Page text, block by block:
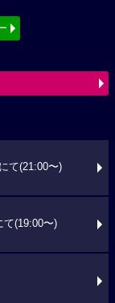
て(21:00〜)
て(19:00〜)